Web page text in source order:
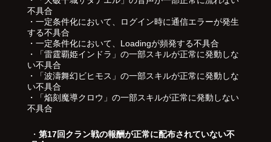
不具合
・一定条件化において、ログイン時に通信エラーが発生
する不具合
・一定条件化において、Loadingが頻発する不具合
・「雷霆覇姫インドラ」の一部スキルが正常に発動しな
い不具合
・「波濤舞幻ビヒモス」の一部スキルが正常に発動しな
い不具合
・「焔刻魔導クロウ」の一部スキルが正常に発動しない
不具合
・ 第17回クラン戦の報酬が正常に配布されていない不